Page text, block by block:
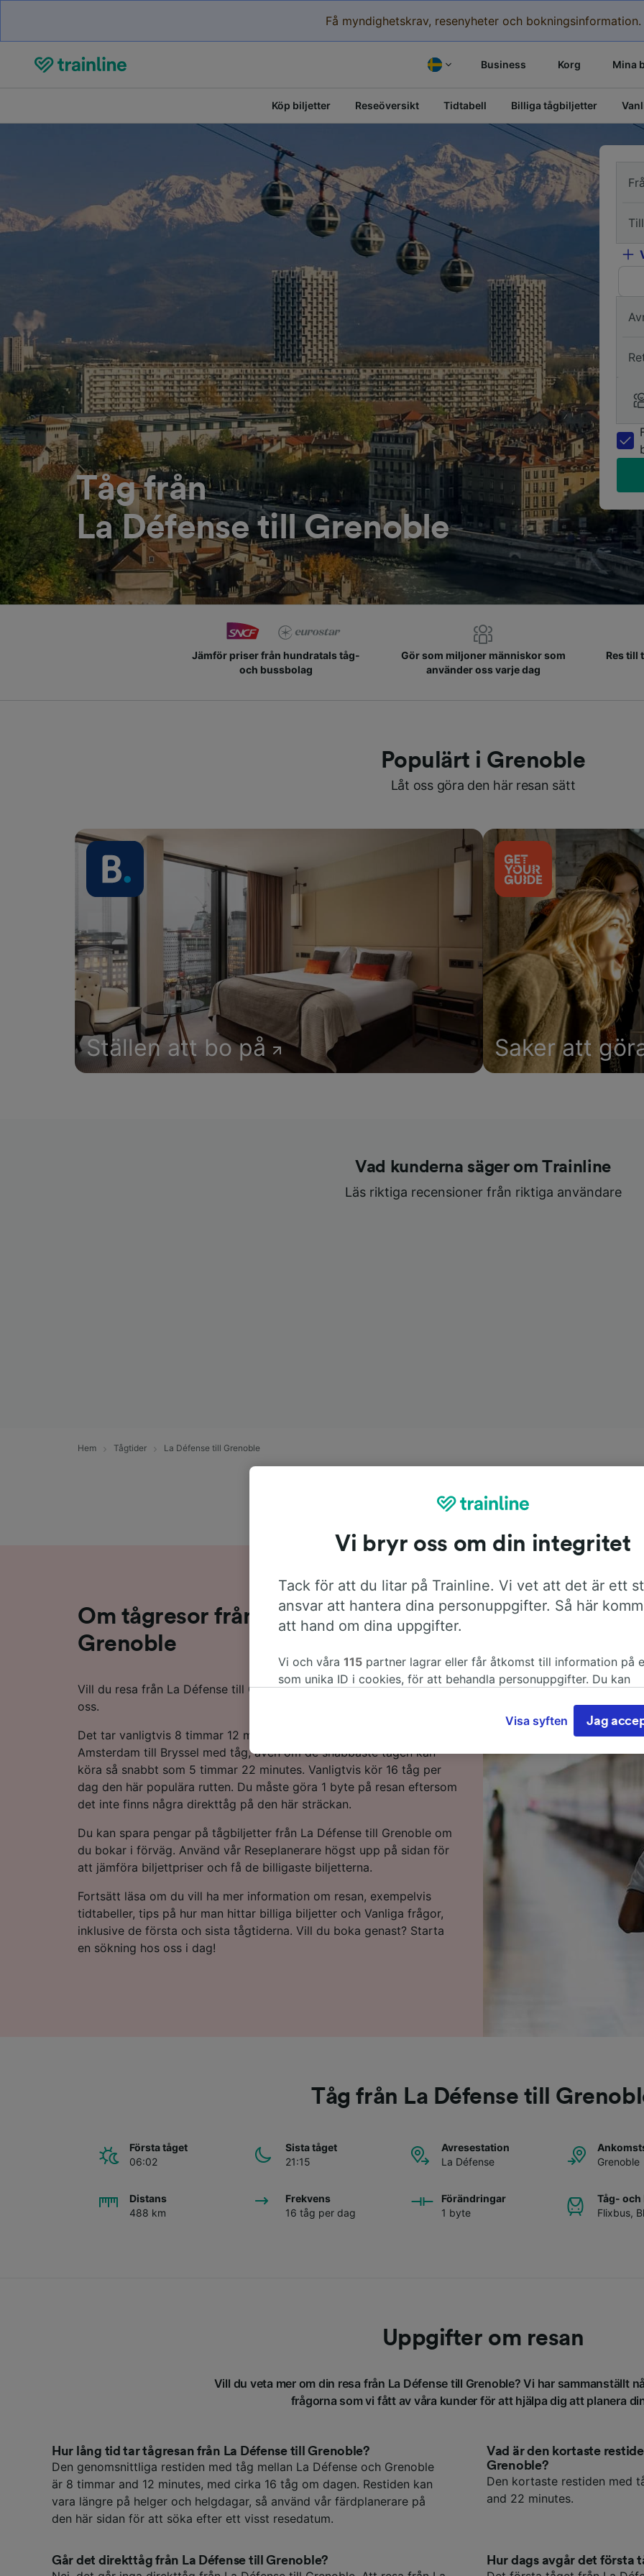
Få myndighetskrav, resenyheter och bokningsinformation.
Business Korg Mina
Köp biljetter Reseöversikt Tidtabell Billiga tågbiljetter
Tåg från
La Défense till Grenoble
Till
Jämför priser från hundratals tåg-
och bussbolag
Gör som miljoner människor som
använder oss varje dag
Res till
Populärt i Grenoble
Låt oss göra den här resan sätt
Ställen att bo på Saker att
Vad kunderna säger om Trainline
Läs riktiga recensioner från riktiga användare
Hem Tågtider La Défense till Grenoble
Om tågresor från La Défense till
Grenoble
Vill du resa från La Défense till Grenoble med tåg? Starta då resa hos
oss.
Det tar vanligtvis 8 timmar 12 minutes att köra de 488 km från
Amsterdam till Bryssel med tåg, även om de snabbaste tågen kan
köra så snabbt som 5 timmar 22 minutes. Vanligtvis kör 16 tåg per
dag den här populära rutten. Du måste göra 1 byte på resan eftersom
det inte finns några direkttåg på den här sträckan.
Du kan spara pengar på tågbiljetter från La Défense till Grenoble om
du bokar i förväg. Använd vår Reseplanerare högst upp på sidan för
att jämföra biljettpriser och få de billigaste biljetterna.
Fortsätt läsa om du vill ha mer information om resan, exempelvis
tidtabeller, tips på hur man hittar billiga biljetter och Vanliga frågor,
inklusive de första och sista tågtiderna. Vill du boka genast? Starta
en sökning hos oss i dag!
Tåg från La Défense till
Första tåget
06:02
Sista tåget
21:15
Avresestation
La Défense
Grenoble
Distans
488 km
Frekvens
16 tåg per dag
Förändringar
1 byte
Tåg-
Flixbus,
Uppgifter om resan
Vill du veta mer om din resa från La Défense till Grenoble? Vi har sammanställt
frågorna som vi fått av våra kunder för att hjälpa dig att planera
Hur lång tid tar tågresan från La Défense till Grenoble?
Den genomsnittliga restiden med tåg mellan La Défense och Grenoble
är 8 timmar and 12 minutes, med cirka 16 tåg om dagen. Restiden kan
vara längre på helger och helgdagar, så använd vår färdplanerare på
den här sidan för att söka efter ett visst resedatum.
Vad är den kortaste
Grenoble?
Den kortaste restiden med
and 22 minutes.
Går det direkttåg från La Défense till Grenoble? Hur dags avgår det första
Vi bryr oss om din integritet
Tack för att du litar på Trainline. Vi vet att det är ett
ansvar att hantera dina personuppgifter. Så här
att hand om dina uppgifter.
Vi och våra 115 partner lagrar eller får åtkomst till information på
som unika ID i cookies, för att behandla personuppgifter. Du kan
att invända där legitimt intresse används, eller när som helst på
dataskyddspolicy. Dessa val kommer att signaleras till våra
för spårningsändamål om du har bett oss att inte spåra dig.
Vi och våra partners behandlar data för att tillhandahålla:
Använda exakta uppgifter om geografisk positionering. Aktivt läsa
enhetens egenskaper för identifieringsändamål. Lagra och/eller få
till information på en enhet. Personanpassad reklam och innehåll,
och innehållsmätning, forskning angående målgrupp och
Visa syften Jag